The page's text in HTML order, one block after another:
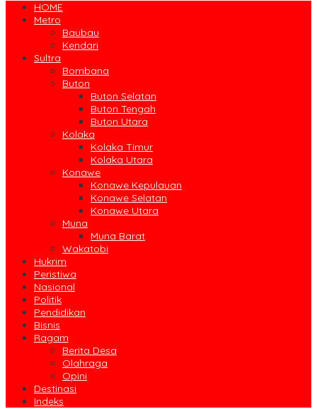
HOME
Metro
Baubau
Kendari
Sultra
Bombana
Buton
Buton Selatan
Buton Tengah
Buton Utara
Kolaka
Kolaka Timur
Kolaka Utara
Konawe
Konawe Kepulauan
Konawe Selatan
Konawe Utara
Muna
Muna Barat
Wakatobi
Hukrim
Peristiwa
Nasional
Politik
Pendidikan
Bisnis
Ragam
Berita Desa
Olahraga
Opini
Destinasi
Indeks